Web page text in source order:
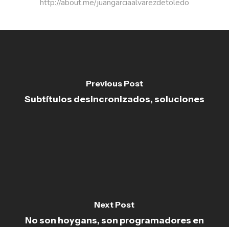
http://about.me/juangarciaalvarezdetoledo
Previous Post
Subtítulos desincronizados, soluciones
Next Post
No son hoygans, son programadores en